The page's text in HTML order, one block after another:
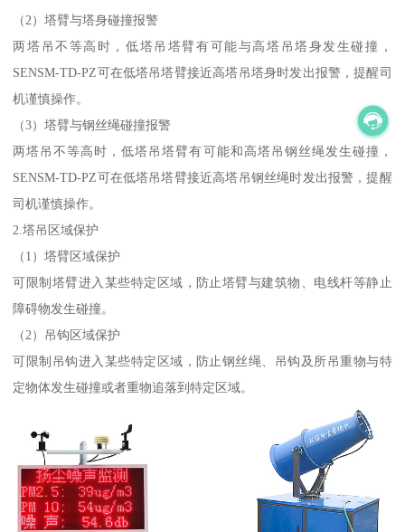
（2）塔臂与塔身碰撞报警
两塔吊不等高时，低塔吊塔臂有可能与高塔吊塔身发生碰撞，
SENSM-TD-PZ可在低塔吊塔臂接近高塔吊塔身时发出报警，提醒司
机谨慎操作。
（3）塔臂与钢丝绳碰撞报警
两塔吊不等高时，低塔吊塔臂有可能和高塔吊钢丝绳发生碰撞，
SENSM-TD-PZ可在低塔吊塔臂接近高塔吊钢丝绳时发出报警，提醒
司机谨慎操作。
2.塔吊区域保护
（1）塔臂区域保护
可限制塔臂进入某些特定区域，防止塔臂与建筑物、电线杆等静止
障碍物发生碰撞。
（2）吊钩区域保护
可限制吊钩进入某些特定区域，防止钢丝绳、吊钩及所吊重物与特
定物体发生碰撞或者重物追落到特定区域。